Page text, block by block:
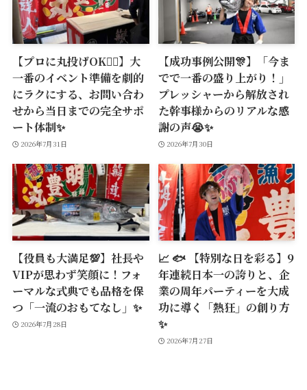
【プロに丸投げOK🙆‍♂️】大
一番のイベント準備を劇的
にラクにする、お問い合わ
せから当日までの完全サポ
ート体制✨
2026年7月31日
【成功事例公開🎊】「今ま
でで一番の盛り上がり！」
プレッシャーから解放され
た幹事様からのリアルな感
謝の声😭✨
2026年7月30日
【役員も大満足💯】社長や
VIPが思わず笑顔に！フォ
ーマルな式典でも品格を保
つ「一流のおもてなし」✨
2026年7月28日
📈 🐟 【特別な日を彩る】9
年連続日本一の誇りと、企
業の周年パーティーを大成
功に導く「熱狂」の創り方
✨
2026年7月27日